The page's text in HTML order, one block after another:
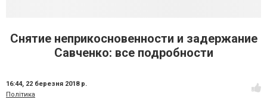
Снятие неприкосновенности и задержание
Савченко: все подробности
16:44, 22 березня 2018 р.
Політика